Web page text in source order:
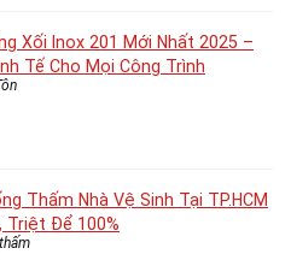
Xối Inox 201 Mới Nhất 2025 –
Tế Cho Mọi Công Trình
Thấm Nhà Vệ Sinh Tại TP.HCM
Triệt Để 100%